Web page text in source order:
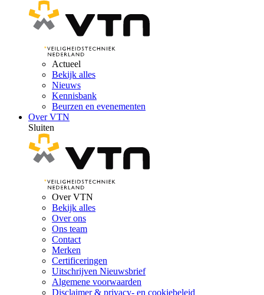
Actueel
Bekijk alles
Nieuws
Kennisbank
Beurzen en evenementen
Over VTN
Sluiten
Over VTN
Bekijk alles
Over ons
Ons team
Contact
Merken
Certificeringen
Uitschrijven Nieuwsbrief
Algemene voorwaarden
Disclaimer & privacy- en cookiebeleid